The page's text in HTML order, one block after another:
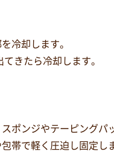
冷却します。
きたら冷却します。
ポンジやテーピングパ
帯で軽く圧迫し固定し